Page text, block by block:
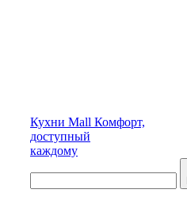
Кухни Mall Комфорт,
доступный
каждому